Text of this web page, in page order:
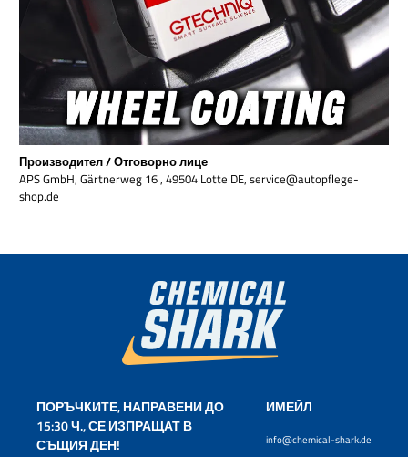
Производител / Отговорно лице
APS GmbH, Gärtnerweg 16 , 49504 Lotte DE, service@autopflege-
shop.de
ПОРЪЧКИТЕ, НАПРАВЕНИ ДО
15:30 Ч., СЕ ИЗПРАЩАТ В
СЪЩИЯ ДЕН!
ИМЕЙЛ
info@chemical-shark.de